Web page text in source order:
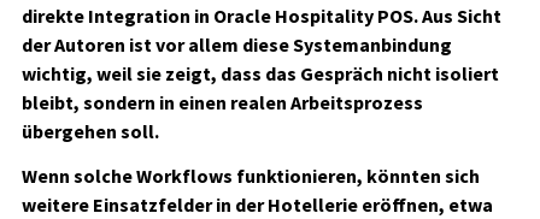
direkte Integration in Oracle Hospitality POS. Aus Sicht
der Autoren ist vor allem diese Systemanbindung
wichtig, weil sie zeigt, dass das Gespräch nicht isoliert
bleibt, sondern in einen realen Arbeitsprozess
übergehen soll.
Wenn solche Workflows funktionieren, könnten sich
weitere Einsatzfelder in der Hotellerie eröffnen, etwa